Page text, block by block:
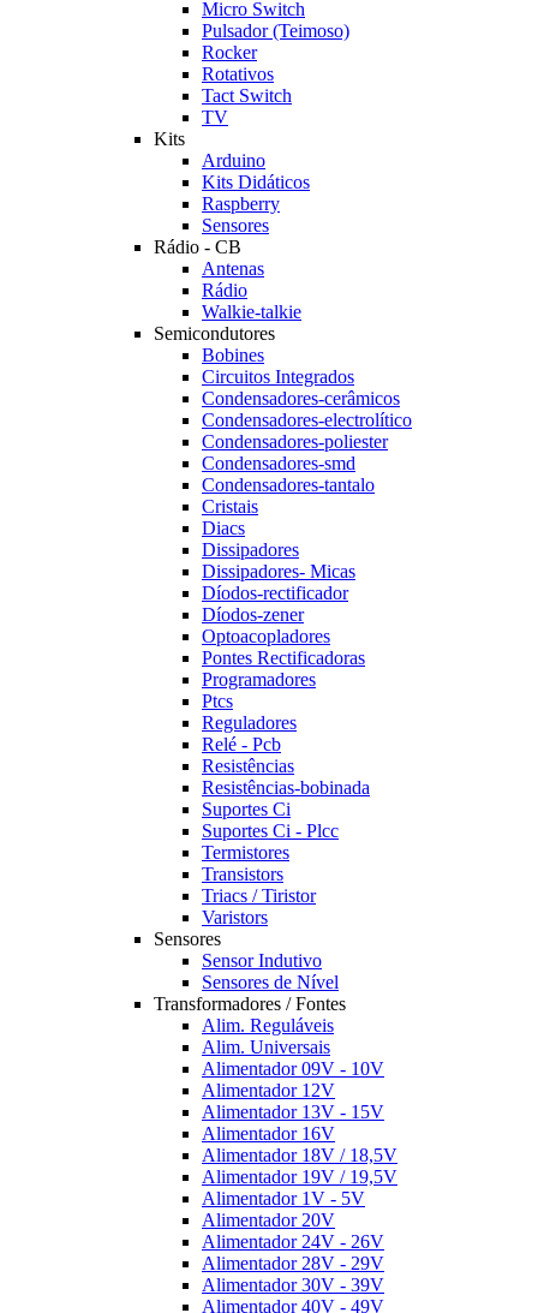
Micro Switch
Pulsador (Teimoso)
Rocker
Rotativos
Tact Switch
TV
Kits
Arduino
Kits Didáticos
Raspberry
Sensores
Rádio - CB
Antenas
Rádio
Walkie-talkie
Semicondutores
Bobines
Circuitos Integrados
Condensadores-cerâmicos
Condensadores-electrolítico
Condensadores-poliester
Condensadores-smd
Condensadores-tantalo
Cristais
Diacs
Dissipadores
Dissipadores- Micas
Díodos-rectificador
Díodos-zener
Optoacopladores
Pontes Rectificadoras
Programadores
Ptcs
Reguladores
Relé - Pcb
Resistências
Resistências-bobinada
Suportes Ci
Suportes Ci - Plcc
Termistores
Transistors
Triacs / Tiristor
Varistors
Sensores
Sensor Indutivo
Sensores de Nível
Transformadores / Fontes
Alim. Reguláveis
Alim. Universais
Alimentador 09V - 10V
Alimentador 12V
Alimentador 13V - 15V
Alimentador 16V
Alimentador 18V / 18,5V
Alimentador 19V / 19,5V
Alimentador 1V - 5V
Alimentador 20V
Alimentador 24V - 26V
Alimentador 28V - 29V
Alimentador 30V - 39V
Alimentador 40V - 49V